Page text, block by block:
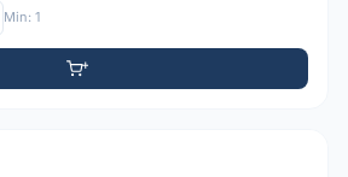
Min: 1